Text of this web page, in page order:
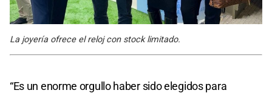
La joyería ofrece el reloj con stock limitado.
“Es un enorme orgullo haber sido elegidos para